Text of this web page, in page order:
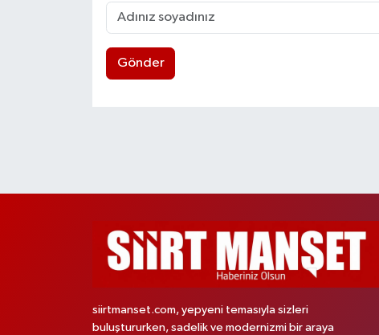
Gönder
siirtmanset.com, yepyeni temasıyla sizleri
buluştururken, sadelik ve modernizmi bir araya